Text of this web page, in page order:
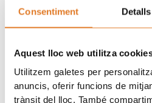
Consentiment Detalls
Aquest lloc web utilitza
Utilitzem galetes per
anuncis, oferir funcions de
trànsit del lloc. També
funcionament psicosocial. Amb
afectives i conductuals en el pla de
entendre les dificultats a afrontar
família i oferir eines de suport per